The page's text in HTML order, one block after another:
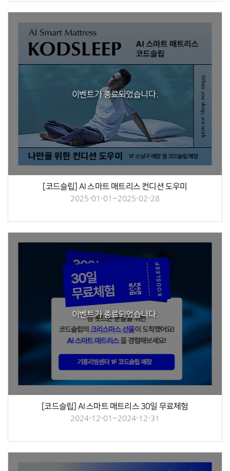
이벤트가 종료되었습니다.
[코드슬립] AI 스마트 매트리스 컨디션 도우미
2025-01-01~2025-02-28
이벤트가 종료되었습니다.
[코드슬립] AI 스마트 매트리스 30일 무료체험
2024-12-01~2024-12-31